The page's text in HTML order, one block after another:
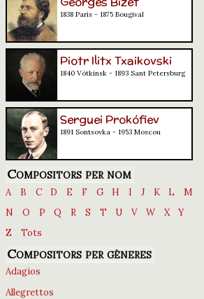
1838 París - 1875 Bougival
Piotr Ilitx Txaikovski
1840 Vótkinsk - 1893 Sant Petersburg
Serguei Prokófiev
1891 Sontsovka - 1953 Moscou
Compositors per nom
A B C D E F G H I J K L
M
N
O P Q R S T U V W X
Y
Z
Tots
Compositors per gèneres
Adagios
Allegrettos